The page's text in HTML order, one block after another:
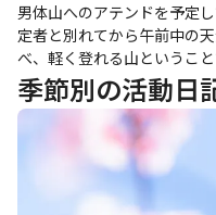
男体山へのアテンドを予定
定者と別れてから午前中の
べ、軽く登れる山というこ
を再訪した。 グリーンシーズンはルート明瞭でサッと登れる良い
山でした。 先月は急な業務多忙で山歩きやレポ書きの時間が満足
に取れず、皆さんのレポも
の予定でほぼ週末が埋まっ
況が続きそうです。 【備忘】 ジュース500ml 湧き水200ml消費
スライド5人 踵痛少し 【♨】 〆は須賀川市の藤沼温泉やまゆり
季節別の活動日